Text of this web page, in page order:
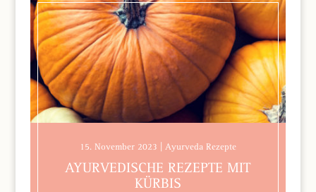
15. November 2023 | Ayurveda Rezepte
AYURVEDISCHE REZEPTE MIT
KÜRBIS